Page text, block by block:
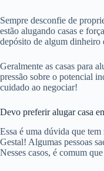
Sempre desconfie de
estão alugando casas e
depósito de algum dinheiro
Geralmente as casas para
pressão sobre o potencial
cuidado ao negociar!
Devo preferir alugar casa
Essa é uma dúvida que
Gestal! Algumas pessoas
Nesses casos, é comum